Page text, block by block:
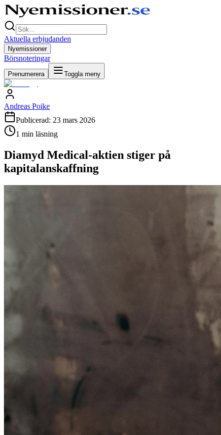
Aktuella erbjudanden
Nyemissioner
Börsnoteringar
Prenumerera Toggla meny
Andreas Poike
Publicerad: 23 mars 2026
1 min läsning
Diamyd Medical-aktien stiger på
kapitalanskaffning